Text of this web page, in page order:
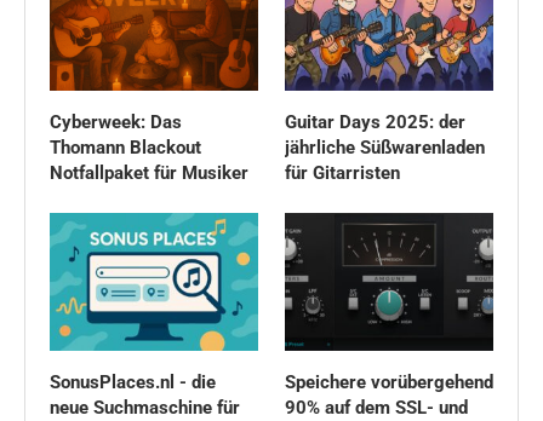
Cyberweek: Das
Thomann Blackout
Notfallpaket für Musiker
Guitar Days 2025: der
jährliche Süßwarenladen
für Gitarristen
SonusPlaces.nl - die
neue Suchmaschine für
Speichere vorübergehend
90% auf dem SSL- und